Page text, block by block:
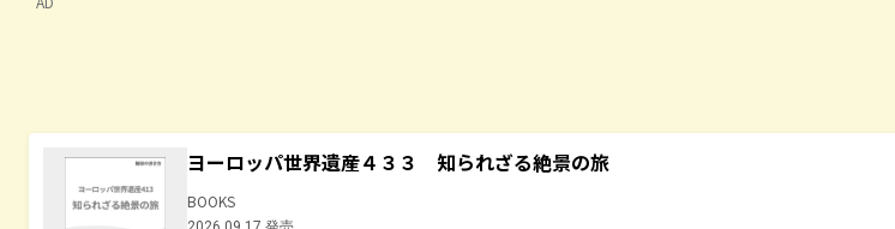
ヨーロッパ世界遺産４３３ 知られざる絶景の旅
BOOKS